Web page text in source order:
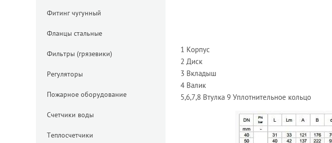
Фитинг чугунный
Фланцы стальные
Фильтры (грязевики)
Регуляторы
Пожарное оборудование
Счетчики воды
Теплосчетчики
1 Корпус
2 Диск
3 Вкладыш
4 Валик
5,6,7,8 Втулка 9 Уплотнительное кольцо